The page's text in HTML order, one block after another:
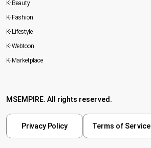
K-Beauty
K-Fashion
K-Lifestyle
K-Webtoon
K-Marketplace
MSEMPIRE. All rights reserved.
Privacy Policy Terms of Service